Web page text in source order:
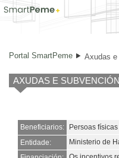
Axudas e subvencións
Portal SmartPeme Axudas e
AXUDAS E
Beneficiarios:
Persoas
Entidade:
Ministerio de